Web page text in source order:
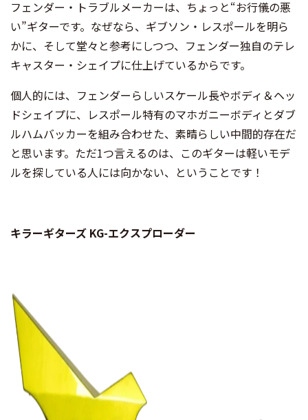
フェンダー・トラブルメーカーは、ちょっと“お行儀の悪
い”ギターです。なぜなら、ギブソン・レスポールを明ら
かに、そして堂々と参考にしつつ、フェンダー独自のテレ
キャスター・シェイプに仕上げているからです。
個人的には、フェンダーらしいスケール長やボディ＆ヘッ
ドシェイプに、レスポール特有のマホガニーボディとダブ
ルハムバッカーを組み合わせた、素晴らしい中間的存在だ
と思います。ただ1つ言えるのは、このギターは軽いモデ
ルを探している人には向かない、ということです！
キラーギターズ KG-エクスプローダー